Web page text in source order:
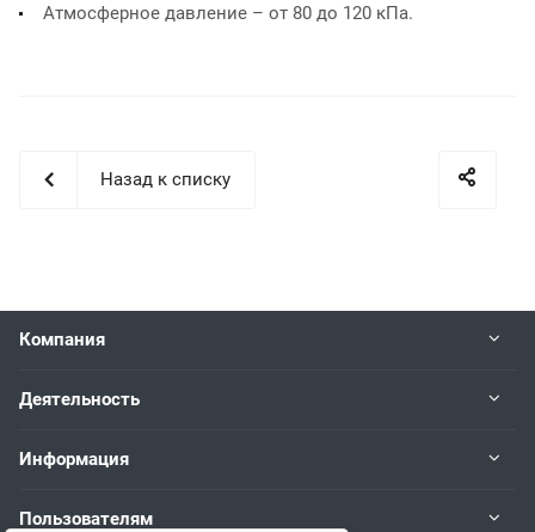
Атмосферное давление – от 80 до 120 кПа.
Назад к списку
Компания
Деятельность
Информация
Пользователям